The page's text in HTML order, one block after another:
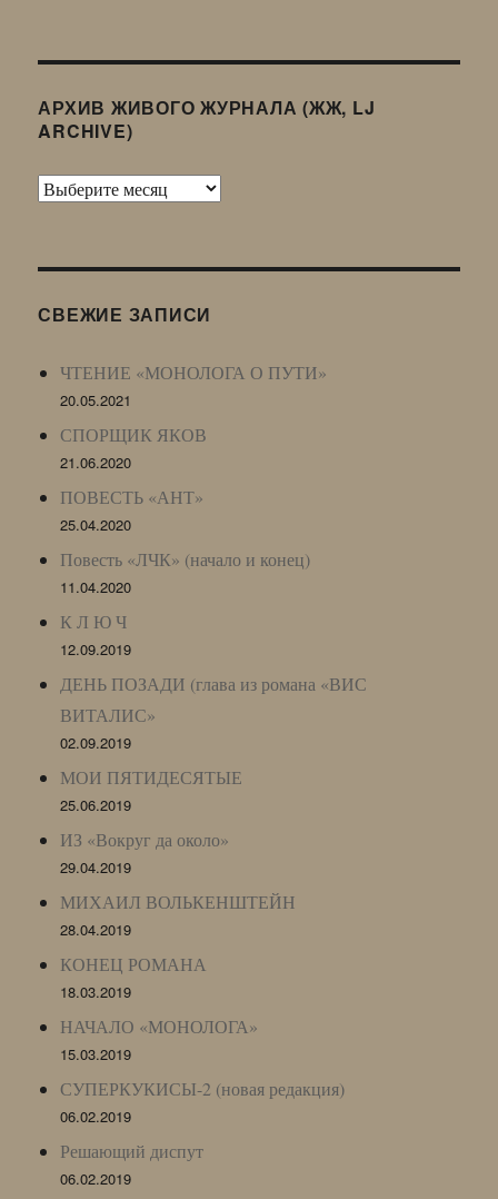
АРХИВ ЖИВОГО ЖУРНАЛА (ЖЖ, LJ
ARCHIVE)
Архив
LJ
СВЕЖИЕ ЗАПИСИ
ЧТЕНИЕ «МОНОЛОГА О ПУТИ»
20.05.2021
СПОРЩИК ЯКОВ
21.06.2020
ПОВЕСТЬ «АНТ»
25.04.2020
Повесть «ЛЧК» (начало и конец)
11.04.2020
К Л Ю Ч
12.09.2019
ДЕНЬ ПОЗАДИ (глава из романа «ВИС
ВИТАЛИС»
02.09.2019
МОИ ПЯТИДЕСЯТЫЕ
25.06.2019
ИЗ «Вокруг да около»
29.04.2019
МИХАИЛ ВОЛЬКЕНШТЕЙН
28.04.2019
КОНЕЦ РОМАНА
18.03.2019
НАЧАЛО «МОНОЛОГА»
15.03.2019
СУПЕРКУКИСЫ-2 (новая редакция)
06.02.2019
Решающий диспут
06.02.2019